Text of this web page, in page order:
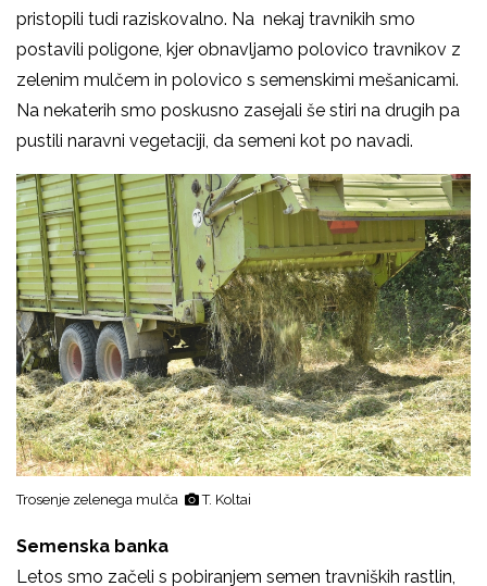
pristopili tudi raziskovalno. Na nekaj travnikih smo
postavili poligone, kjer obnavljamo polovico travnikov z
zelenim mulčem in polovico s semenskimi mešanicami.
Na nekaterih smo poskusno zasejali še stiri na drugih pa
pustili naravni vegetaciji, da semeni kot po navadi.
Trosenje zelenega mulča T. Koltai
Semenska banka
Letos smo začeli s pobiranjem semen travniških rastlin,